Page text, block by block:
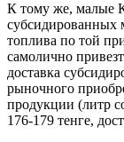
К тому же, малые
субсидированных
топлива по той
самолично
доставка
рыночного
продукции (литр
176-179 тенге,